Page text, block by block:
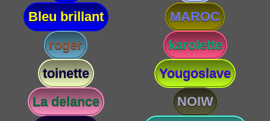
Bleu brillant
MAROC
roger
karolette
toinette
Yougoslave
La delance
NOIW